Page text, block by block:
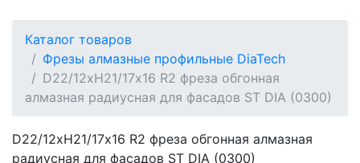
Каталог товаров
Фрезы алмазные профильные DiaTech
D22/12хH21/17х16 R2 фреза обгонная
алмазная радиусная для фасадов ST DIA (0300)
D22/12хH21/17х16 R2 фреза обгонная алмазная
радиусная для фасадов ST DIA (0300)